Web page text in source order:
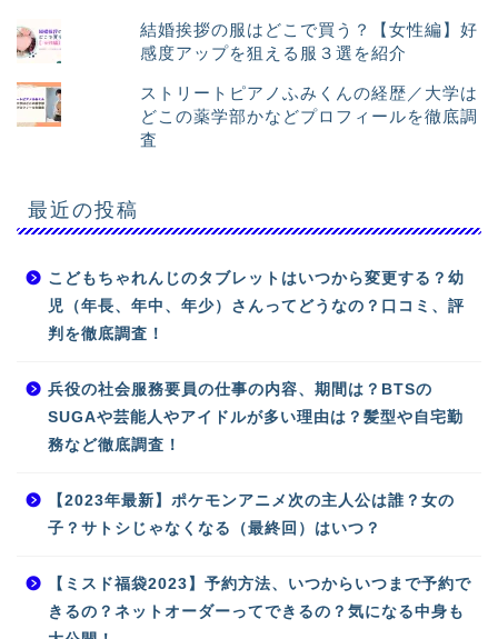
結婚挨拶の服はどこで買う？【女性編】好
感度アップを狙える服３選を紹介
ストリートピアノふみくんの経歴／大学は
どこの薬学部かなどプロフィールを徹底調
査
最近の投稿
こどもちゃれんじのタブレットはいつから変更する？幼
児（年長、年中、年少）さんってどうなの？口コミ、評
判を徹底調査！
兵役の社会服務要員の仕事の内容、期間は？BTSの
SUGAや芸能人やアイドルが多い理由は？髪型や自宅勤
務など徹底調査！
【2023年最新】ポケモンアニメ次の主人公は誰？女の
子？サトシじゃなくなる（最終回）はいつ？
【ミスド福袋2023】予約方法、いつからいつまで予約で
きるの？ネットオーダーってできるの？気になる中身も